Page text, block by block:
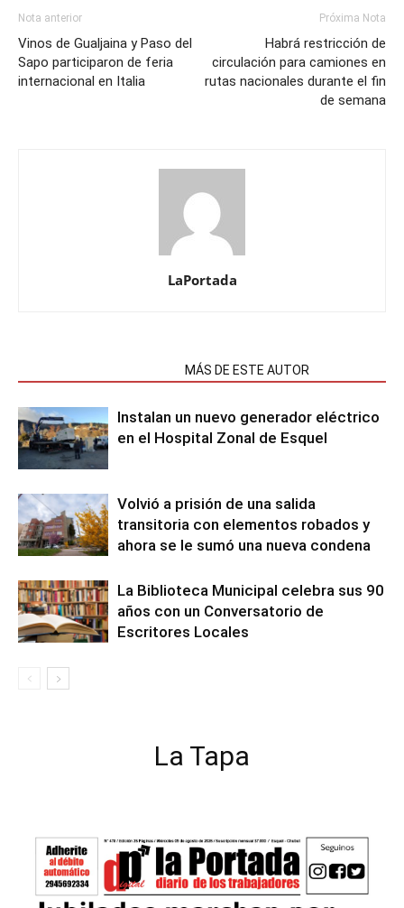
Nota anterior
Vinos de Gualjaina y Paso del
Sapo participaron de feria
internacional en Italia
Próxima Nota
Habrá restricción de
circulación para camiones en
rutas nacionales durante el fin
de semana
LaPortada
MÁS DE ESTE AUTOR
Instalan un nuevo generador eléctrico
en el Hospital Zonal de Esquel
Volvió a prisión de una salida
transitoria con elementos robados y
ahora se le sumó una nueva condena
La Biblioteca Municipal celebra sus 90
años con un Conversatorio de
Escritores Locales
La Tapa